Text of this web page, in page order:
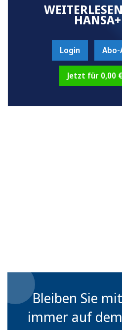
Login
Jetzt für 0,00
Bleiben Sie
immer auf